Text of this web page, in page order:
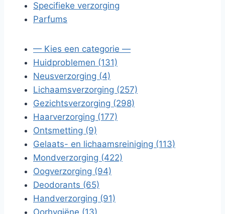
Specifieke verzorging
Parfums
— Kies een categorie —
Huidproblemen (131)
Neusverzorging (4)
Lichaamsverzorging (257)
Gezichtsverzorging (298)
Haarverzorging (177)
Ontsmetting (9)
Gelaats- en lichaamsreiniging (113)
Mondverzorging (422)
Oogverzorging (94)
Deodorants (65)
Handverzorging (91)
Oorhygiëne (13)